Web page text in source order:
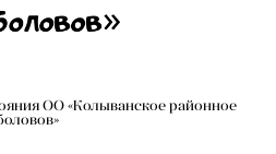
ОО «Колыванское районное